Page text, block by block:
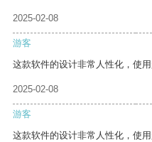
2025-02-08
游客
这款软件的设计非常人性化，使用
2025-02-08
游客
这款软件的设计非常人性化，使用